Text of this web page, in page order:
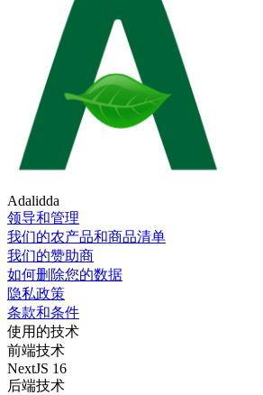
Adalidda
领导和管理
我们的农产品和商品清单
我们的赞助商
如何删除您的数据
隐私政策
条款和条件
使用的技术
前端技术
NextJS 16
后端技术